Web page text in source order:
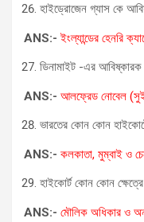
হাইড্রোজেন গ্যাস কে
ANS:- ইংল্যান্ডের হেনরি
ডিনামাইট -এর
ANS:- আলফ্রেড নোবেল
ভারতের কোন কোন
ANS:- কলকাতা, মুম্বাই ও
হাইকোর্ট কোন কোন
ANS:- মৌলিক অধিকার ও